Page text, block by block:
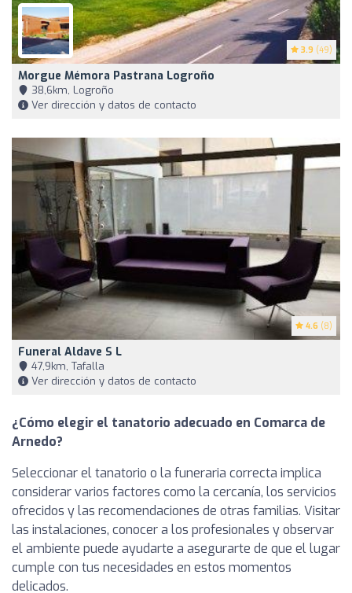
3.9 (49)
Morgue Mémora Pastrana Logroño
38,6km, Logroño
Ver dirección y datos de contacto
4.6 (8)
Funeral Aldave S L
47,9km, Tafalla
Ver dirección y datos de contacto
¿Cómo elegir el tanatorio adecuado en Comarca de
Arnedo?
Seleccionar el tanatorio o la funeraria correcta implica
considerar varios factores como la cercanía, los servicios
ofrecidos y las recomendaciones de otras familias. Visitar
las instalaciones, conocer a los profesionales y observar
el ambiente puede ayudarte a asegurarte de que el lugar
cumple con tus necesidades en estos momentos
delicados.